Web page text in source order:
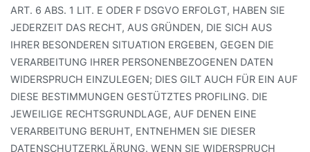
ART. 6 ABS. 1 LIT. E ODER F DSGVO ERFOLGT, HABEN SIE
JEDERZEIT DAS RECHT, AUS GRÜNDEN, DIE SICH AUS
IHRER BESONDEREN SITUATION ERGEBEN, GEGEN DIE
VERARBEITUNG IHRER PERSONENBEZOGENEN DATEN
WIDERSPRUCH EINZULEGEN; DIES GILT AUCH FÜR EIN AUF
DIESE BESTIMMUNGEN GESTÜTZTES PROFILING. DIE
JEWEILIGE RECHTSGRUNDLAGE, AUF DENEN EINE
VERARBEITUNG BERUHT, ENTNEHMEN SIE DIESER
DATENSCHUTZERKLÄRUNG. WENN SIE WIDERSPRUCH